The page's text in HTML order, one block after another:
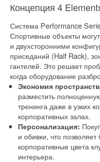
Концепция 4
Система Performance
Спортивные объекты
и двухсторонними
приседаний (Half Rack),
гантелей. Это решает
когда оборудование
Экономия
разместить
тренинга даже в узких
корпоративных залах.
Персонализация:
и обивки, что
корпоративные цвета
интерьера.